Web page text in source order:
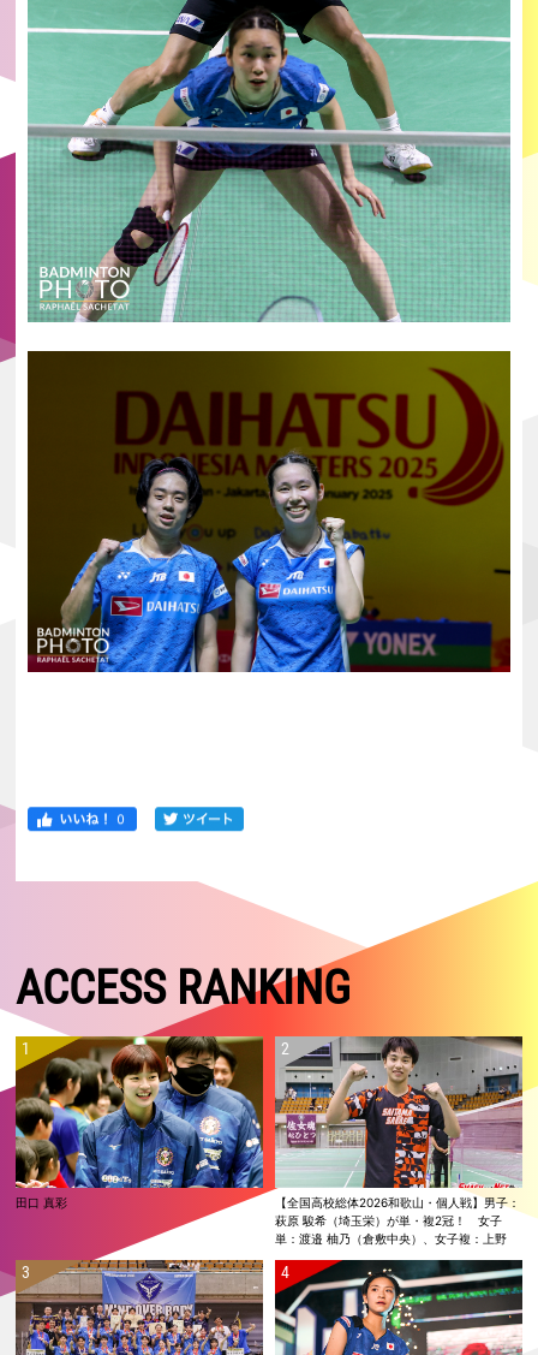
ACCESS RANKING
田口 真彩
【全国高校総体2026和歌山・個人戦】男子：
萩原 駿希（埼玉栄）が単・複2冠！ 女子
単：渡邉 柚乃（倉敷中央）、女子複：上野
優寿／伴野 碧唯（ふたば未来学園）が春夏連
覇！